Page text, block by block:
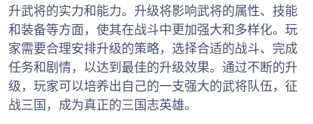
升武将的实力和能力。升级将影响武将的属性、技能
和装备等方面，使其在战斗中更加强大和多样化。玩
家需要合理安排升级的策略，选择合适的战斗、完成
任务和剧情，以达到最佳的升级效果。通过不断的升
级，玩家可以培养出自己的一支强大的武将队伍，征
战三国，成为真正的三国志英雄。